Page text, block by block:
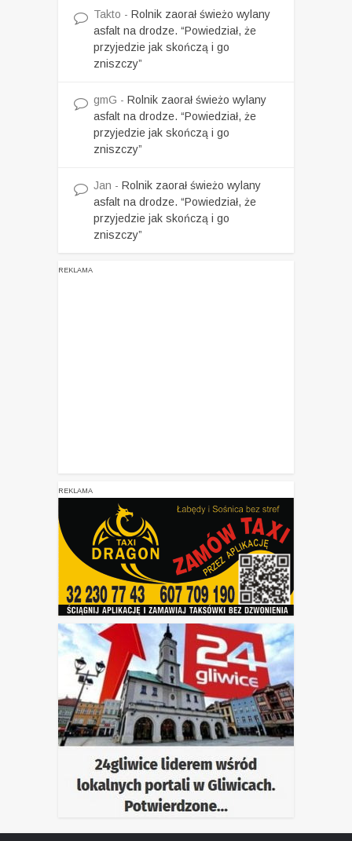
Takto - Rolnik zaorał świeżo wylany
asfalt na drodze. “Powiedział, że
przyjedzie jak skończą i go
zniszczy”
gmG - Rolnik zaorał świeżo wylany
asfalt na drodze. “Powiedział, że
przyjedzie jak skończą i go
zniszczy”
Jan - Rolnik zaorał świeżo wylany
asfalt na drodze. “Powiedział, że
przyjedzie jak skończą i go
zniszczy”
REKLAMA
REKLAMA